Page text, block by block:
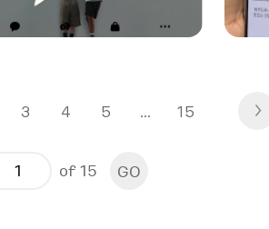
3 4 5 ... 15
of 15 GO